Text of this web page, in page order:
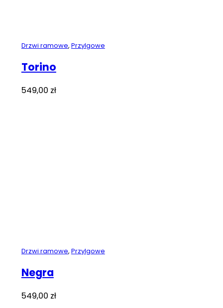
Drzwi ramowe, Przylgowe
Torino
549,00 zł
Drzwi ramowe, Przylgowe
Negra
549,00 zł